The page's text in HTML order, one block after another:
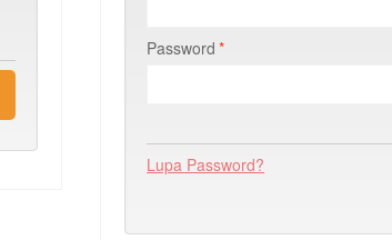
*
Password
Lupa Password?